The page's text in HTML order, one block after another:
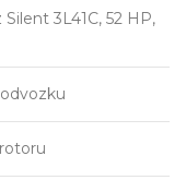
3L41C, 52 HP,